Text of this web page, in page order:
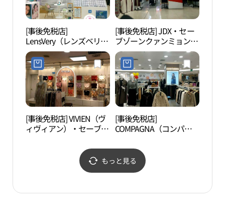
[事後免税店]
LensVery（レンズベリ
ー）・セーブゾーンクァ
ンミョン（光明）店(렌
즈베리 세이브존 광명점)
[事後免税店] JDX・セー
ブゾーンクァンミョン
（光明）店(JDX 세이브
존 광명점)
[事後免税店] VIVIEN（ヴ
ィヴィアン）・セーブゾ
明）店(비비안 세이브존
[事後免税店]
COMPAGNA（コンパニ
ンミョン（光明）店(꼼
빠니아 세이브존 광명점)
もっと見る